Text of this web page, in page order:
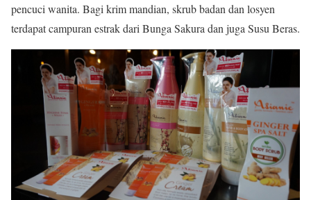
pencuci wanita. Bagi krim mandian, skrub badan dan losyen
terdapat campuran estrak dari Bunga Sakura dan juga Susu Beras.